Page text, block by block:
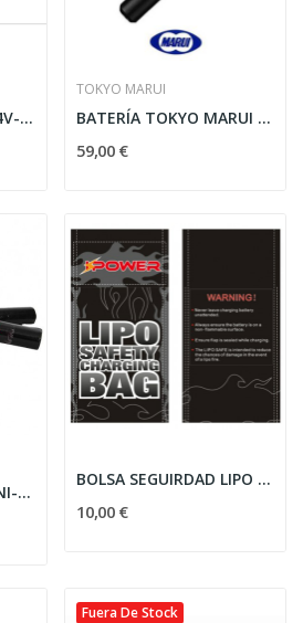
BATERÍA ICS NI-CD 8.4V-1800MAH 1STICK TAMIYA
TOKYO MARUI
BATERÍA TOKYO MARUI PARA M4 NGRS/AEG
59,00 €
BATERÍA DUEL CODE NI-MH 9.6V-1600MAH 2STICKS...
BOLSA SEGUIRDAD LIPO POWER NERGRA
10,00 €
Fuera De Stock